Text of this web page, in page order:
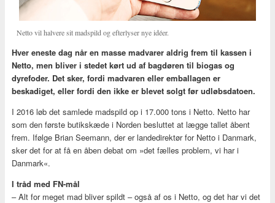
Netto vil halvere sit madspild og efterlyser nye idéer.
Hver eneste dag når en masse madvarer aldrig frem til kassen i
Netto, men bliver i stedet kørt ud af bagdøren til biogas og
dyrefoder. Det sker, fordi madvaren eller emballagen er
beskadiget, eller fordi den ikke er blevet solgt før udløbsdatoen.
I 2016 løb det samlede madspild op i 17.000 tons i Netto. Netto har
som den første butikskæde i Norden besluttet at lægge tallet åbent
frem. Ifølge Brian Seemann, der er landedirektør for Netto i Danmark,
sker det for at få en åben debat om »det fælles problem, vi har i
Danmark«.
I tråd med FN-mål
– Alt for meget mad bliver spildt – også af os i Netto, og det har vi det